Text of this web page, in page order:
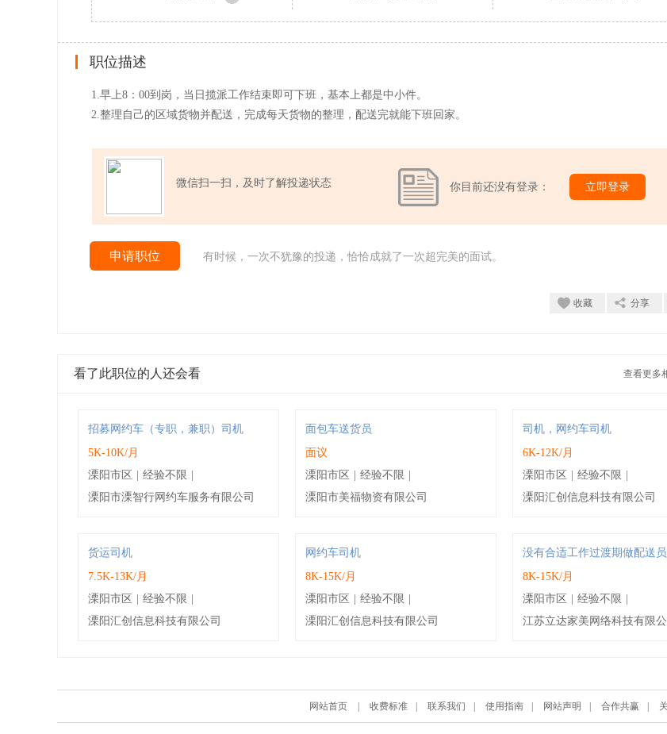
职位描述
1.早上8：00到岗，当日揽派工作结束即可下班，基本上都是中小件。
2.整理自己的区域货物并配送，完成每天货物的整理，配送完就能下班回家。
微信扫一扫，及时了解投递状态 你目前还没有登录： 立即登录
申请职位 有时候，一次不犹豫的投递，恰恰成就了一次超完美的面试。
收藏 分享
看了此职位的人还会看 查看更多
招募网约车（专职，兼职）司机
5K-10K/月
溧阳市区
经验不限
溧阳市溧智行网约车服务有限公司
面包车送货员
面议
溧阳市区
经验不限
溧阳市美福物资有限公司
司机，网约车司机
6K-12K/月
溧阳市区
经验不限
溧阳汇创信息科技有限公司
货运司机
7.5K-13K/月
溧阳市区
经验不限
溧阳汇创信息科技有限公司
网约车司机
8K-15K/月
溧阳市区
经验不限
溧阳汇创信息科技有限公司
没有合适工作过渡期做配送
8K-15K/月
溧阳市区
经验不限
江苏立达家美网络科技有限公
网站首页 收费标准 联系我们 使用指南 网站声明 合作共赢